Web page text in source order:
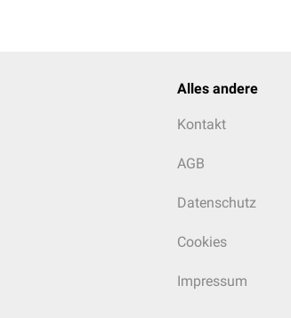
Alles andere
Kontakt
AGB
Datenschutz
Cookies
Impressum